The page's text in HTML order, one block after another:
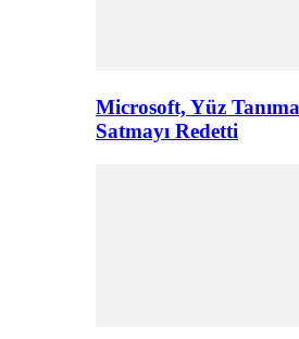
Microsoft, Yüz
Satmayı Redetti